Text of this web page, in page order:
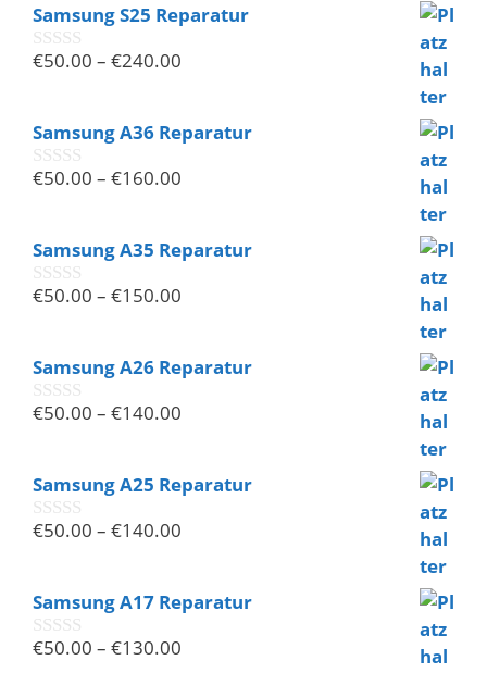
5
Samsung S25 Reparatur
0
5
€50.00 – €240.00
Samsung A36 Reparatur
0
5
€50.00 – €160.00
Samsung A35 Reparatur
0
5
€50.00 – €150.00
Samsung A26 Reparatur
0
5
€50.00 – €140.00
Samsung A25 Reparatur
0
5
€50.00 – €140.00
Samsung A17 Reparatur
0
€50.00 – €130.00